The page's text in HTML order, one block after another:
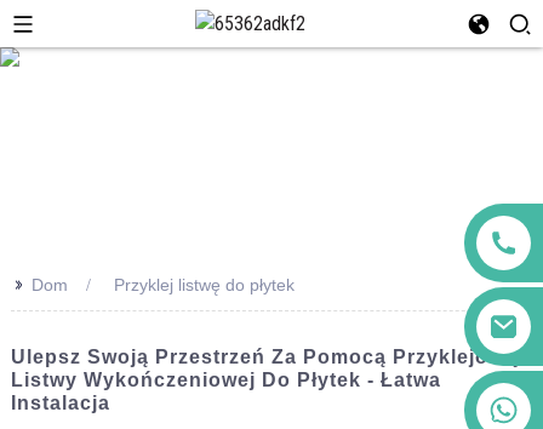
>> Dom Przyklej listwę do płytek
Ulepsz Swoją Przestrzeń Za Pomocą Przyklejonej
Listwy Wykończeniowej Do Płytek - Łatwa
Instalacja